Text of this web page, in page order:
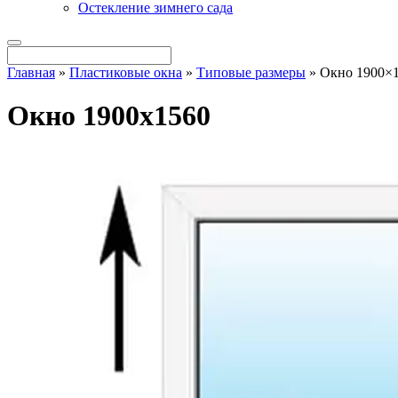
Остекление зимнего сада
Главная » Пластиковые окна » Типовые размеры » Окно
Окно 1900x1560